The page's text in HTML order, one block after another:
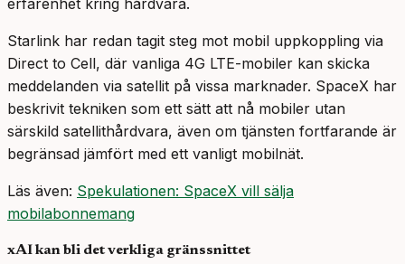
erfarenhet kring hårdvara.
Starlink har redan tagit steg mot mobil uppkoppling via
Direct to Cell, där vanliga 4G LTE-mobiler kan skicka
meddelanden via satellit på vissa marknader. SpaceX har
beskrivit tekniken som ett sätt att nå mobiler utan
särskild satellithårdvara, även om tjänsten fortfarande är
begränsad jämfört med ett vanligt mobilnät.
Läs även: Spekulationen: SpaceX vill sälja
mobilabonnemang
xAI kan bli det verkliga gränssnittet